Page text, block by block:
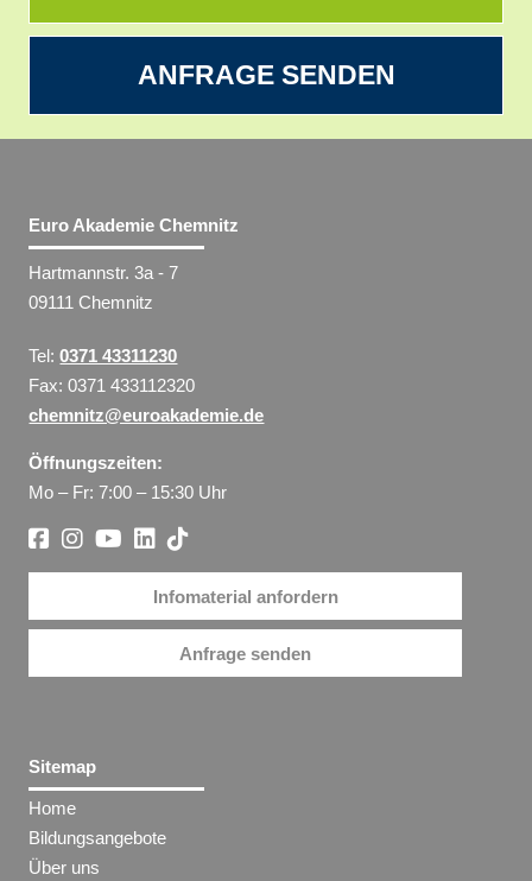
ANFRAGE SENDEN
Euro Akademie Chemnitz
Hartmannstr. 3a - 7
09111 Chemnitz
Tel:0371 43311230
Fax: 0371 433112320
chemnitz@euroakademie.de
Öffnungszeiten:
Mo – Fr: 7:00 – 15:30 Uhr
Infomaterial anfordern
Anfrage senden
Sitemap
Home
Bildungsangebote
Über uns